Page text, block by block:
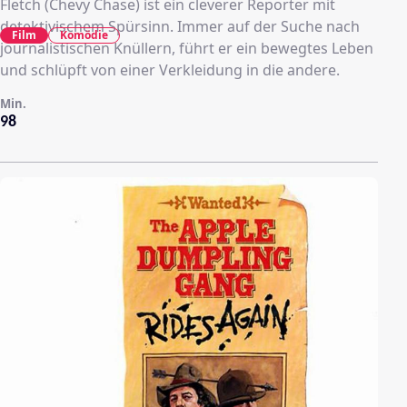
Fletch (Chevy Chase) ist ein cleverer Reporter mit
detektivischem Spürsinn. Immer auf der Suche nach
journalistischen Knüllern, führt er ein bewegtes Leben
und schlüpft von einer Verkleidung in die andere.
98
Min.
Film Komödie